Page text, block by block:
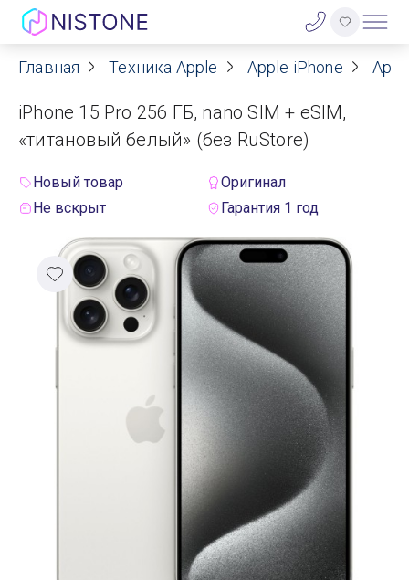
Акции
О нас
Договор оферты
Реквизиты
Контакты
Главная Техника Apple Apple iPhone
iPhone 15 Pro 256 ГБ, nano SIM + eSIM,
«титановый белый» (без RuStore)
Новый товар
Оригинал
Не вскрыт
Гарантия 1 год